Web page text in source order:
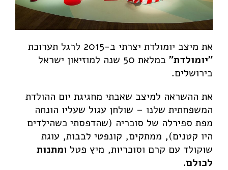
צעצועים וסביבה
פרויקט הדגל
הרצאות וסדנאות
אודות
English
Portfolio
Paintings for Purchase
Prints for Purchase
את מיצב יומולדת יצרתי ב-2015 לרגל תערוכת
״יומולדת״
במלאת 50 שנה למוזיאון ישראל
בירושלים.
את ההשראה למיצב שאבתי מחגיגת יום ההולדת
המשפחתית שלנו – שולחן עגול שעליו הונחה
מפת ספירלה של סוכריה (שהדפסתי כשהילדים
היו קטנים), ממתקים, קונפטי לבבות, עוגת
שוקולד עם קרם וסוכריות, מיץ פטל ומתנות
לכולם.